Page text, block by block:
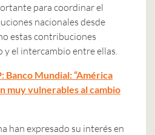
para coordinar el
nacionales desde
estas contribuciones
y el intercambio entre ellas.
Banco Mundial: “América
muy vulnerables al cambio
han expresado su interés en